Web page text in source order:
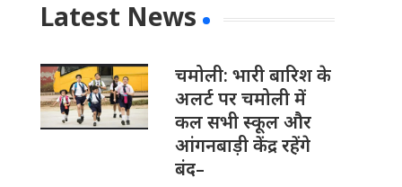
Latest News
चमोली: भारी बारिश के
अलर्ट पर चमोली में
कल सभी स्कूल और
आंगनबाड़ी केंद्र रहेंगे
बंद–